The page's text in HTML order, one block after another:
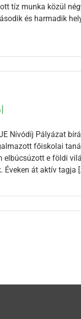
tíz munka közül
és harmadik
Nívódíj Pályázat
főiskolai
elbúcsúzott e földi
át aktív tagja